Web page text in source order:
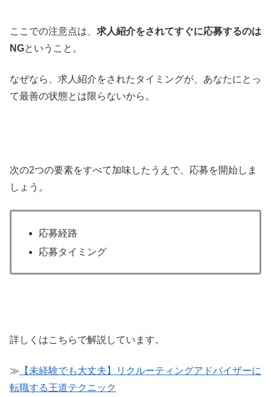
ここでの注意点は、 求人紹介をされてすぐに応募するのは
NGということ。
なぜなら、求人紹介をされたタイミングが、あなたにとっ
て最善の状態とは限らないから。
次の2つの要素をすべて加味したうえで、応募を開始しま
しょう。
応募経路
応募タイミング
詳しくはこちらで解説しています。
≫ 【未経験でも大丈夫】リクルーティングアドバイザーに
転職する王道テクニック